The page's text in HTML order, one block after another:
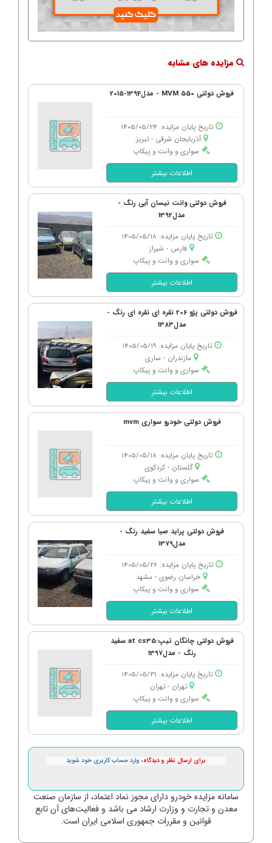
مزایده های مشابه
فروش دولتی MVM 550 - مدل1394-2015
تاریخ پایان مزایده: 1405/05/24
آذربایجان شرقی - تبریز
سواری و وانت و پیکاپ
اطلاعات بیشتر
فروش دولتی وانت نیسان آبی رنگ -
مدل1392
تاریخ پایان مزایده: 1405/05/18
فارس - شیراز
سواری و وانت و پیکاپ
اطلاعات بیشتر
فروش دولتی پژو 206 نقره ای نقره ای رنگ -
مدل1383
تاریخ پایان مزایده: 1405/05/19
مازندران - ساری
سواری و وانت و پیکاپ
اطلاعات بیشتر
فروش دولتی خودرو سواری mvm
تاریخ پایان مزایده: 1405/05/18
گلستان - كردكوی
سواری و وانت و پیکاپ
اطلاعات بیشتر
فروش دولتی پراید صبا سفید رنگ -
مدل1379
تاریخ پایان مزایده: 1405/05/26
خراسان رضوی - مشهد
سواری و وانت و پیکاپ
اطلاعات بیشتر
فروش دولتی چانگان تیپ:at cs35 سفید
رنگ - مدل1397
تاریخ پایان مزایده: 1405/05/31
تهران - تهران
سواری و وانت و پیکاپ
اطلاعات بیشتر
برای ارسال نظر و دیدگاه، وارد حساب کاربری خود شوید
سامانه مزایده خودرو دارای مجوز نماد اعتماد، از سازمان صنعت
معدن و تجارت و وزارت ارشاد می باشد و فعالیت‌های آن تابع
قوانین و مقررات جمهوری اسلامی ایران است.